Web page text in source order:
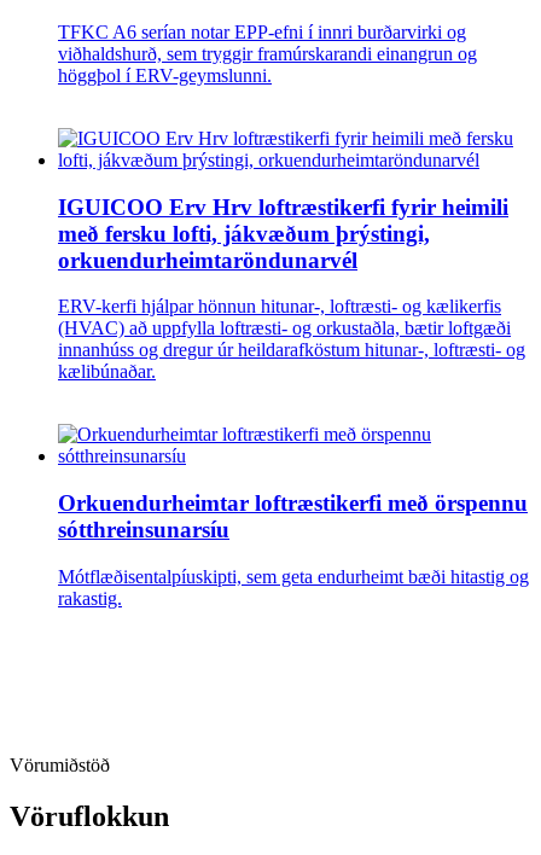
TFKC A6 serían notar EPP-efni í innri burðarvirki og
viðhaldshurð, sem tryggir framúrskarandi einangrun og
höggþol í ERV-geymslunni.
IGUICOO Erv Hrv loftræstikerfi fyrir heimili
með fersku lofti, jákvæðum þrýstingi,
orkuendurheimtaröndunarvél
ERV-kerfi hjálpar hönnun hitunar-, loftræsti- og kælikerfis
(HVAC) að uppfylla loftræsti- og orkustaðla, bætir loftgæði
innanhúss og dregur úr heildarafköstum hitunar-, loftræsti- og
kælibúnaðar.
Orkuendurheimtar loftræstikerfi með örspennu
sótthreinsunarsíu
Mótflæðisentalpíuskipti, sem geta endurheimt bæði hitastig og
rakastig.
Vörumiðstöð
Vöruflokkun